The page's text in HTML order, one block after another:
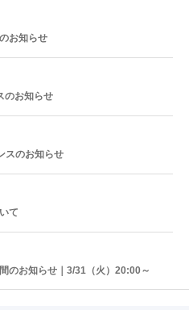
お知らせ
のお知らせ
スのお知らせ
て
のお知らせ｜3/31（火）20:00～